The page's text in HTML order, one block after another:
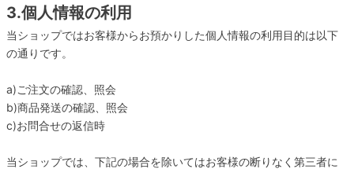
3.個人情報の利用
当ショップではお客様からお預かりした個人情報の利用目的は以下
の通りです。
a)ご注文の確認、照会
b)商品発送の確認、照会
c)お問合せの返信時
当ショップでは、下記の場合を除いてはお客様の断りなく第三者に